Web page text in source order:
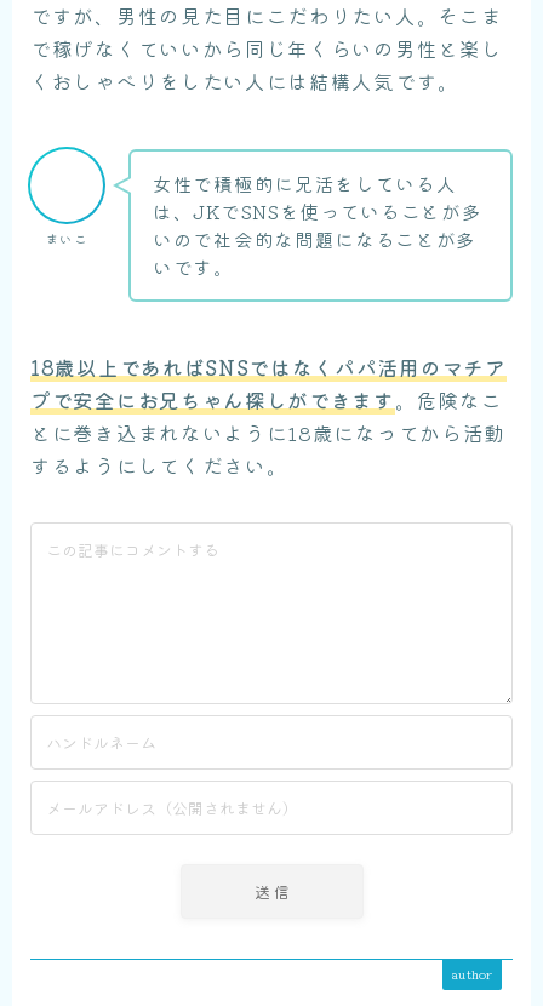
ですが、男性の見た目にこだわりたい人。そこま
で稼げなくていいから同じ年くらいの男性と楽し
くおしゃべりをしたい人には結構人気です。
まいこ
女性で積極的に兄活をしている人
は、JKでSNSを使っていることが多
いので社会的な問題になることが多
いです。
18歳以上であればSNSではなくパパ活用のマチア
プで安全にお兄ちゃん探しができます。危険なこ
とに巻き込まれないように18歳になってから活動
するようにしてください。
author